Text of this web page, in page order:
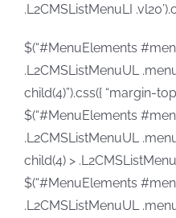
.L2CMSListMenuLI
$(“#MenuElements
.L2CMSListMenuUL
child(4)”).css({ “margin-
$(“#MenuElements
.L2CMSListMenuUL
child(4) >
$(“#MenuElements
.L2CMSListMenuUL